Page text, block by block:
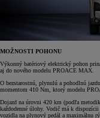
MOŽNOSTI POHONU
Výkonný batériový elektrický pohon
aj do nového modelu PROACE MAX.
O bezstarostnú, plynulú a pohodlnú
momentom 410 Nm, ktorý modelu
Dojazd na úrovni 420 km (podľa
každodenné úlohy. Vodič má k
vozidla na plynový pedál a maximálnu